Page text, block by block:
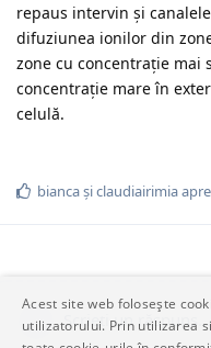
repaus intervin și
difuziunea ionilor din
zone cu concentrație mai
concentrație mare în
celulă.
biancașiclaudiairimia
Scrieți un răspuns…
Acest site web folosește
utilizatorului. Prin utilizarea